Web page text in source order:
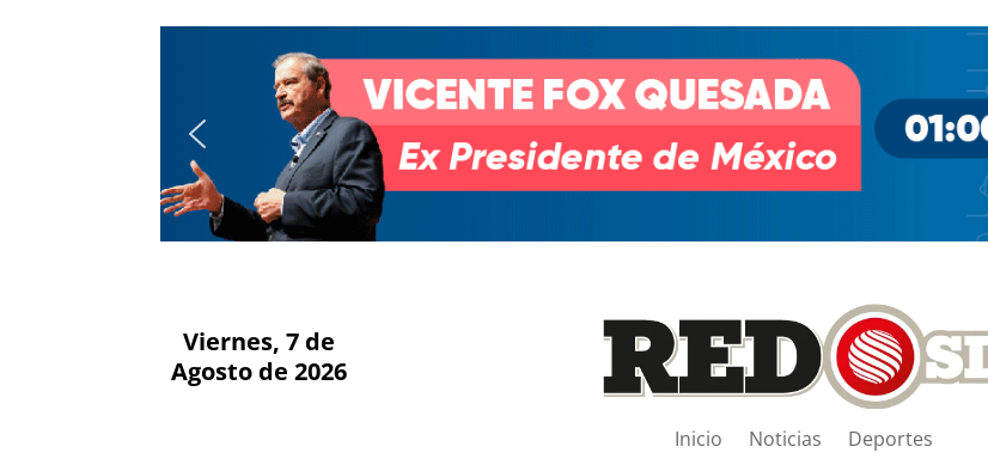
Viernes, 7 de
Agosto de 2026
Inicio Noticias Deportes